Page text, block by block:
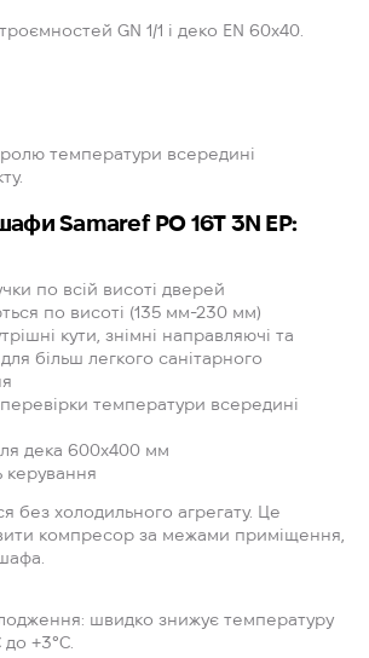
GN 1/1 і деко EN 60x40.
температури всередині
Samaref PO 16T 3N EP:
по всій висоті дверей
по висоті (135 мм-230 мм)
кути, знімні направляючі та
більш легкого санітарного
температури всередині
дека 600x400 мм
керування
без холодильного агрегату. Це
компресор за межами приміщення,
швидко знижує температуру
+3°C.